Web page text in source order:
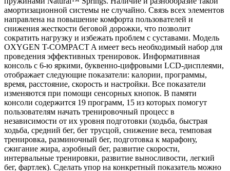
амортизационной системы не случайно. Связь всех элементов
направлена на повышение комфорта пользователей и
снижения жесткости беговой дорожки, что позволит
сократить нагрузку и избежать проблем с суставами. Модель
OXYGEN T-COMPACT A имеет весь необходимый набор для
проведения эффективных тренировок. Информативная
консоль с 6-ю яркими, буквенно-цифровыми LCD-дисплеями,
отображает следующие показатели: калории, программы,
время, расстояние, скорость и настройки. Все показатели
изменяются при помощи сенсорных кнопок. В памяти
консоли содержится 19 программ, 15 из которых помогут
пользователям начать тренировочный процесс в
независимости от их уровня подготовки (ходьба, быстрая
ходьба, средний бег, бег трусцой, снижение веса, темповая
тренировка, разминочный бег, подготовка к марафону,
сжигание жира, аэробный бег, развитие скорости,
интервальные тренировки, развитие выносливости, легкий
бег, фартлек). Сделать упор на конкретный показатель можно